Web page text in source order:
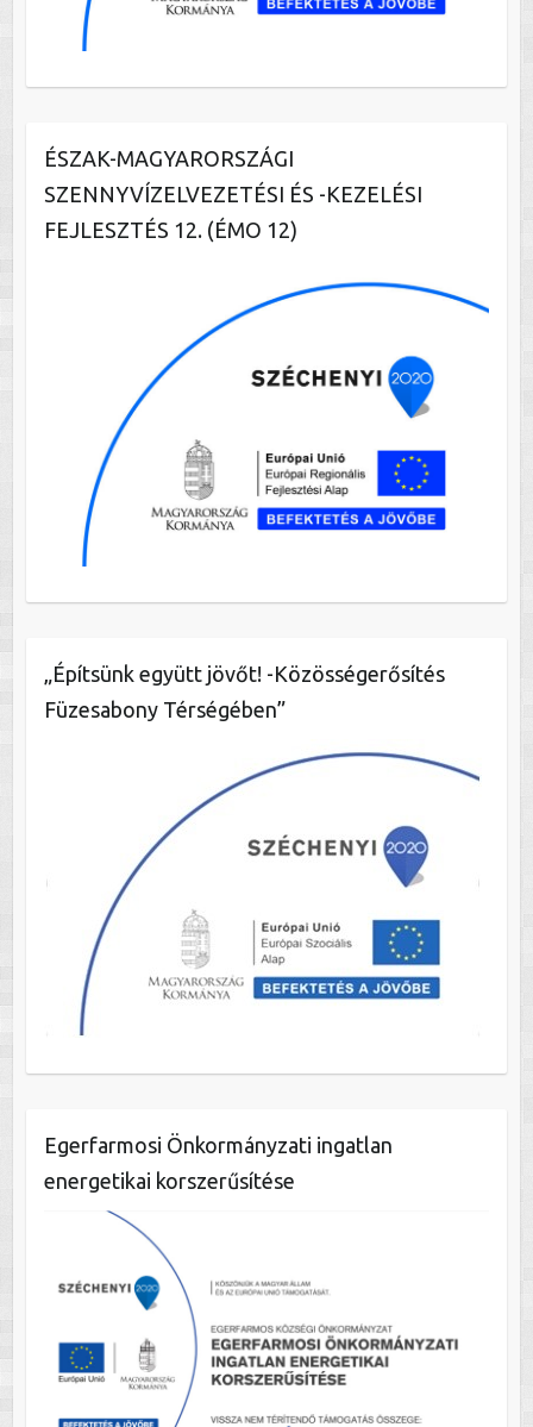
ÉSZAK-MAGYARORSZÁGI
SZENNYVÍZELVEZETÉSI ÉS -KEZELÉSI
FEJLESZTÉS 12. (ÉMO 12)
„Építsünk együtt jövőt! -Közösségerősítés
Füzesabony Térségében”
Egerfarmosi Önkormányzati ingatlan
energetikai korszerűsítése